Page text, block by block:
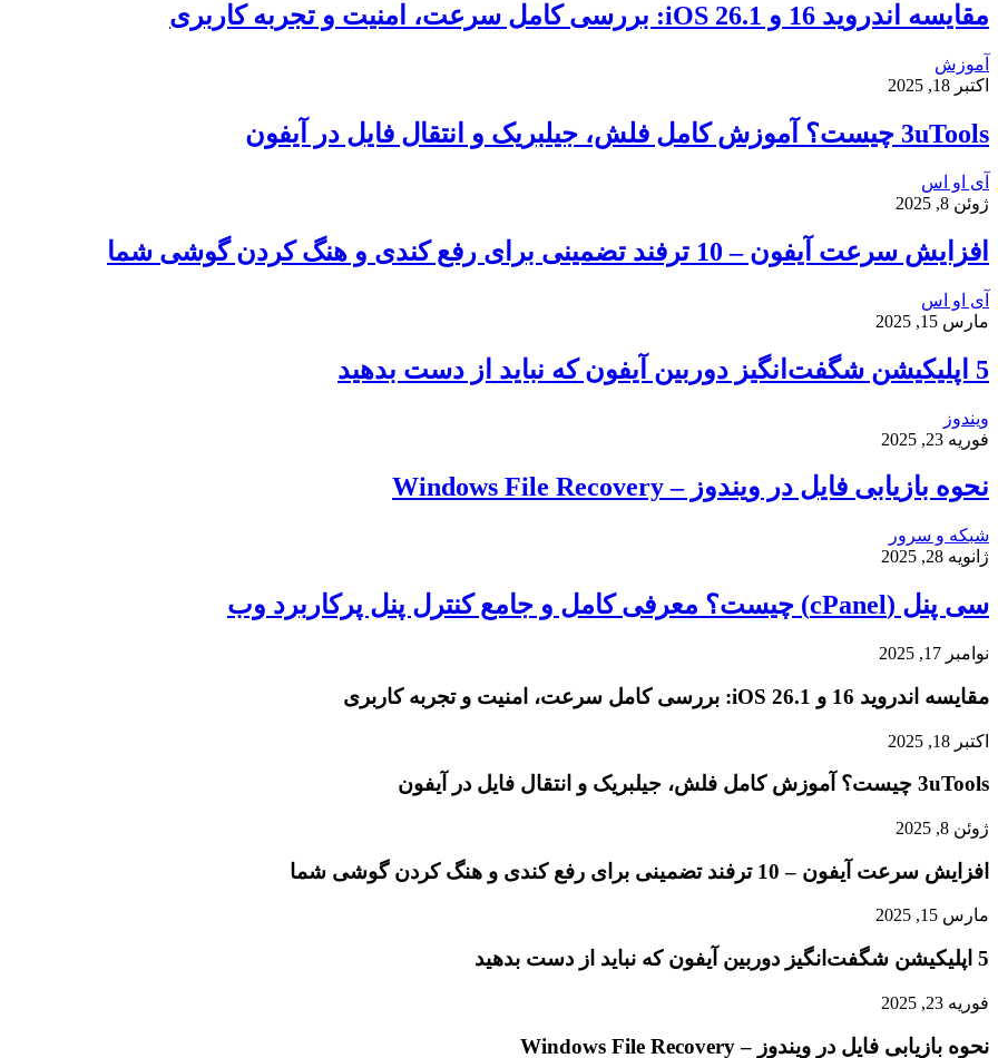
مقایسه اندروید 16 و iOS 26.1: بررسی کامل سرعت، امنیت و تجربه کاربری
آموزش
اکتبر 18, 2025
3uTools چیست؟ آموزش کامل فلش، جیلبریک و انتقال فایل در آیفون
آی او اس
ژوئن 8, 2025
افزایش سرعت آیفون – 10 ترفند تضمینی برای رفع کندی و هنگ کردن گوشی شما
آی او اس
مارس 15, 2025
5 اپلیکیشن شگفت‌انگیز دوربین آیفون که نباید از دست بدهید
ویندوز
فوریه 23, 2025
نحوه بازیابی فایل در ویندوز – Windows File Recovery
شبکه و سرور
ژانویه 28, 2025
سی پنل (cPanel) چیست؟ معرفی کامل و جامع کنترل پنل پرکاربرد وب
نوامبر 17, 2025
مقایسه اندروید 16 و iOS 26.1: بررسی کامل سرعت، امنیت و تجربه کاربری
اکتبر 18, 2025
3uTools چیست؟ آموزش کامل فلش، جیلبریک و انتقال فایل در آیفون
ژوئن 8, 2025
افزایش سرعت آیفون – 10 ترفند تضمینی برای رفع کندی و هنگ کردن گوشی شما
مارس 15, 2025
5 اپلیکیشن شگفت‌انگیز دوربین آیفون که نباید از دست بدهید
فوریه 23, 2025
نحوه بازیابی فایل در ویندوز – Windows File Recovery